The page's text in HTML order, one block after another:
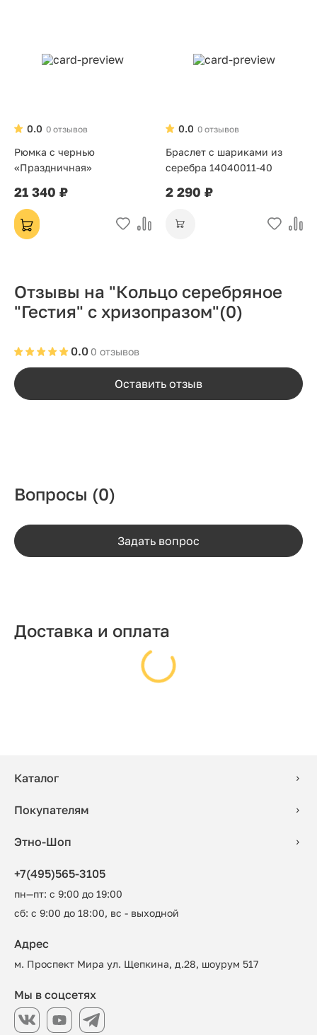
0 отзывов
0.0
Рюмка с чернью
«Праздничная»
21 340 ₽
0 отзывов
0.0
Браслет с шариками из
серебра 14040011-40
2 290 ₽
Отзывы на "Кольцо серебряное
"Гестия" с хризопразом"(0)
0 отзывов
0.0
Оставить отзыв
Вопросы (0)
Задать вопрос
Доставка и оплата
Каталог
Покупателям
Этно-Шоп
+7(495)565-3105
пн—пт: с 9:00 до 19:00
сб: с 9:00 до 18:00, вс - выходной
Адрес
м. Проспект Мира ул. Щепкина, д.28, шоурум 517
Мы в соцсетях